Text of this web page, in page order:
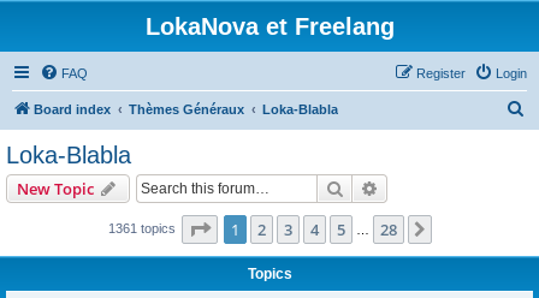
LokaNova et Freelang
FAQ Login
Register
Board index Thèmes Généraux Loka-Blabla
Loka-Blabla
New Topic Search
1361 topics Page 1of 28
1 2 3 4 5 28
Topics